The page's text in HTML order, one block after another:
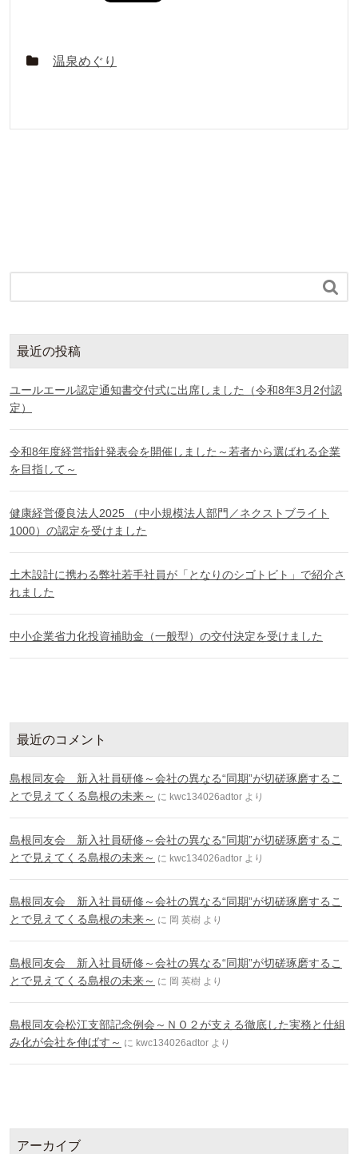
温泉めぐり

最近の投稿
ユールエール認定通知書交付式に出席しました（令和8年3月2付認
定）
令和8年度経営指針発表会を開催しました～若者から選ばれる企業
を目指して～
健康経営優良法人2025 （中小規模法人部門／ネクストブライト
1000）の認定を受けました
土木設計に携わる弊社若手社員が「となりのシゴトビト」で紹介さ
れました
中小企業省力化投資補助金（一般型）の交付決定を受けました
最近のコメント
島根同友会 新入社員研修～会社の異なる“同期”が切磋琢磨するこ
とで見えてくる島根の未来～ に kwc134026adtor より
島根同友会 新入社員研修～会社の異なる“同期”が切磋琢磨するこ
とで見えてくる島根の未来～ に kwc134026adtor より
島根同友会 新入社員研修～会社の異なる“同期”が切磋琢磨するこ
とで見えてくる島根の未来～ に 岡 英樹 より
島根同友会 新入社員研修～会社の異なる“同期”が切磋琢磨するこ
とで見えてくる島根の未来～ に 岡 英樹 より
島根同友会松江支部記念例会～ＮＯ２が支える徹底した実務と仕組
み化が会社を伸ばす～ に kwc134026adtor より
アーカイブ